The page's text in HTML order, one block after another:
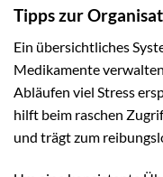
Tipps zur
Ein übersichtliches
Medikamente
Abläufen viel Stress
hilft beim raschen
und trägt zum